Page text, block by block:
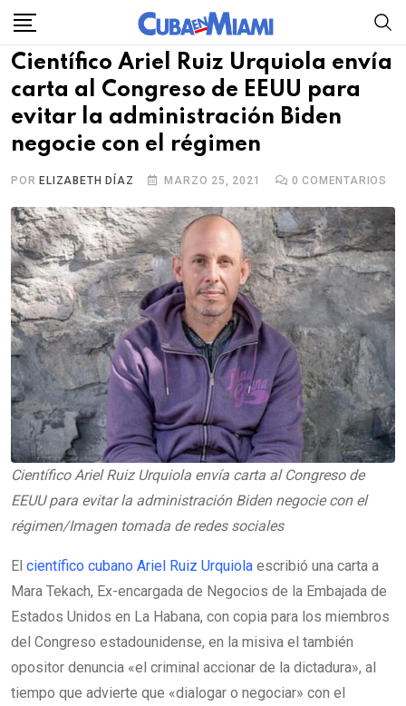
Skip
content
Científico Ariel Ruiz Urquiola envía
carta al Congreso de EEUU para
evitar la administración Biden
negocie con el régimen
POR ELIZABETH DÍAZ MARZO 25, 2021 0 COMENTARIOS
Científico Ariel Ruiz Urquiola envía carta al Congreso de
EEUU para evitar la administración Biden negocie con el
régimen/Imagen tomada de redes sociales
El científico cubano Ariel Ruiz Urquiola escribió una carta a
Mara Tekach, Ex-encargada de Negocios de la Embajada de
Estados Unidos en La Habana, con copia para los miembros
del Congreso estadounidense, en la misiva el también
opositor denuncia «el criminal accionar de la dictadura», al
tiempo que advierte que «dialogar o negociar» con el